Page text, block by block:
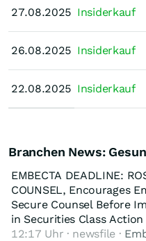
27.08.2025
26.08.2025
22.08.2025
27.08.2025 Insiderkauf
26.08.2025 Insiderkauf
22.08.2025 Insiderkauf
Branchen News:
EMBECTA DEADLINE:
COUNSEL, Encourages
Secure Counsel Before
in Securities Class Action
12:17 Uhr · newsfile ·